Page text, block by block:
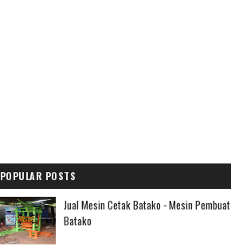
POPULAR POSTS
Jual Mesin Cetak Batako - Mesin Pembuat
Batako